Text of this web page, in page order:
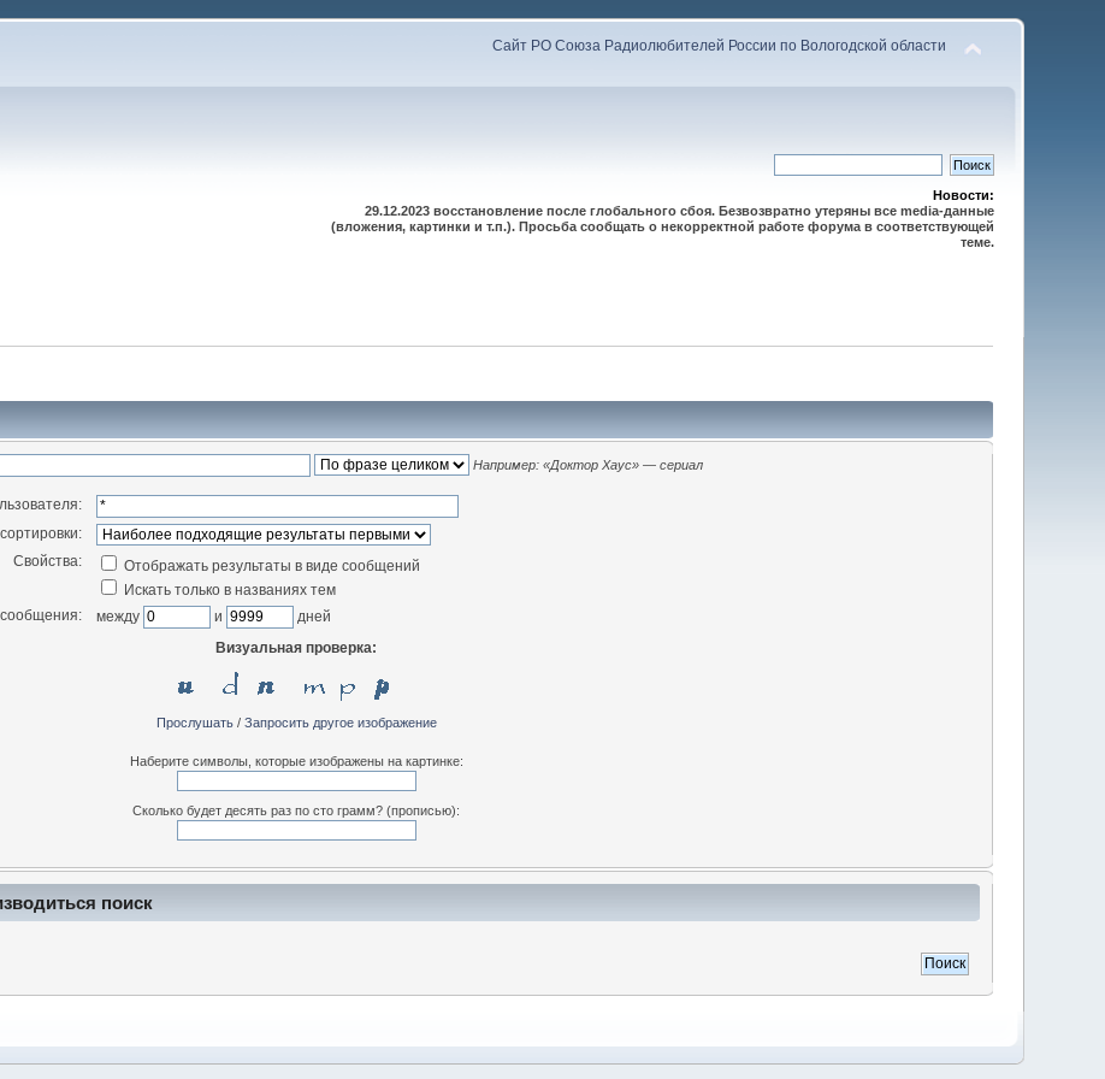
Сайт РО Союза Радиолюбителей России по Вологодской области
Новости:
29.12.2023 восстановление после глобального сбоя. Безвозвратно утеряны все media-данные
(вложения, картинки и т.п.). Просьба сообщать о некорректной работе форума в соответствующей
теме.
Например: «Доктор Хаус» — сериал
Свойства:
Отображать результаты в виде сообщений
Искать только в названиях тем
между и
дней
Визуальная проверка:
Прослушать/ Запросить другое изображение
Наберите символы, которые изображены на картинке:
Сколько будет десять раз по сто грамм? (прописью):
поиск